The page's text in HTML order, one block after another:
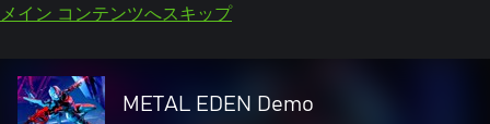
メイン コンテンツへスキップ
METAL EDEN Demo